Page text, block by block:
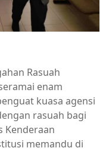
Rasuah
enam
kuasa agensi
rasuah bagi
Kenderaan
memandu di